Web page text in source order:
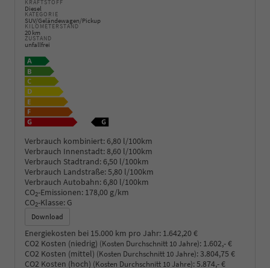
KRAFTSTOFF
Diesel
KATEGORIE
SUV/Geländewagen/Pickup
KILOMETERSTAND
20 km
ZUSTAND
unfallfrei
Verbrauch kombiniert: 6,80 l/100km
Verbrauch Innenstadt:8,60 l/100km
Verbrauch Stadtrand: 6,50 l/100km
Verbrauch Landstraße:5,80 l/100km
Verbrauch Autobahn: 6,80 l/100km
CO2-Emissionen: 178,00 g/km
CO2-Klasse: G
Download
Energiekosten bei 15.000 km pro Jahr: 1.642,20 €
CO2 Kosten (niedrig) (Kosten Durchschnitt 10 Jahre): 1.602,- €
CO2 Kosten (mittel) (Kosten Durchschnitt 10 Jahre):3.804,75 €
CO2 Kosten (hoch) (Kosten Durchschnitt 10 Jahre):5.874,- €